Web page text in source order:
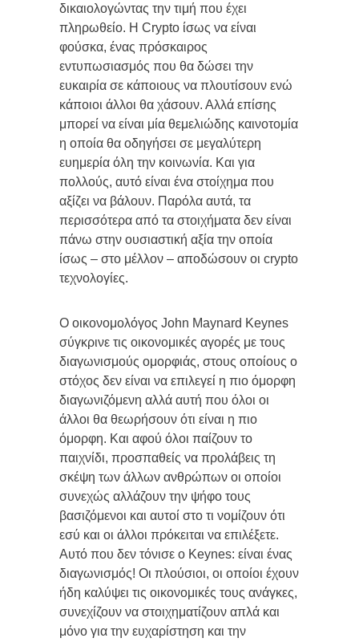
δικαιολογώντας την τιμή που έχει
πληρωθείo. Η Crypto ίσως να είναι
φούσκα, ένας πρόσκαιρος
εντυπωσιασμός που θα δώσει την
ευκαιρία σε κάποιους να πλουτίσουν ενώ
κάποιοι άλλοι θα χάσουν. Αλλά επίσης
μπορεί να είναι μία θεμελιώδης καινοτομία
η οποία θα οδηγήσει σε μεγαλύτερη
ευημερία όλη την κοινωνία. Και για
πολλούς, αυτό είναι ένα στοίχημα που
αξίζει να βάλουν. Παρόλα αυτά, τα
περισσότερα από τα στοιχήματα δεν είναι
πάνω στην ουσιαστική αξία την οποία
ίσως – στο μέλλον – αποδώσουν οι crypto
τεχνολογίες.
Ο οικονομολόγος John Maynard Keynes
σύγκρινε τις οικονομικές αγορές με τους
διαγωνισμούς ομορφιάς, στους οποίους ο
στόχος δεν είναι να επιλεγεί η πιο όμορφη
διαγωνιζόμενη αλλά αυτή που όλοι οι
άλλοι θα θεωρήσουν ότι είναι η πιο
όμορφη. Και αφού όλοι παίζουν το
παιχνίδι, προσπαθείς να προλάβεις τη
σκέψη των άλλων ανθρώπων οι οποίοι
συνεχώς αλλάζουν την ψήφο τους
βασιζόμενοι και αυτοί στο τι νομίζουν ότι
εσύ και οι άλλοι πρόκειται να επιλέξετε.
Αυτό που δεν τόνισε ο Keynes: είναι ένας
διαγωνισμός! Οι πλούσιοι, οι οποίοι έχουν
ήδη καλύψει τις οικονομικές τους ανάγκες,
συνεχίζουν να στοιχηματίζουν απλά και
μόνο για την ευχαρίστηση και την